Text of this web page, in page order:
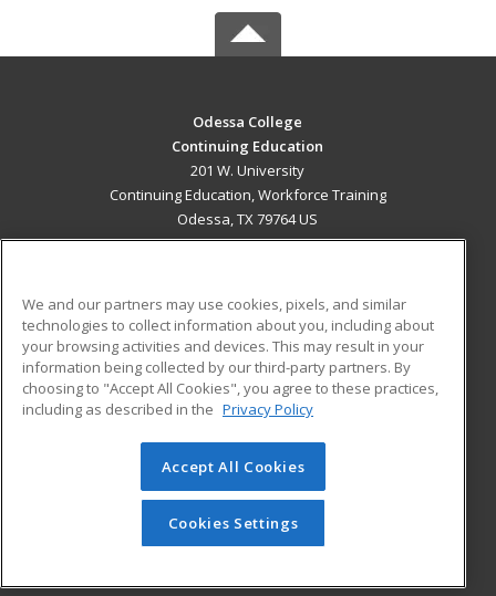
Odessa College
Continuing Education
201 W. University
Continuing Education, Workforce Training
Odessa, TX 79764 US
ADDITIONAL RESOURCES
Military
Financial Assistance
Help
Student Blog
© 2026 ed2go, a division of Cengage Learning. All rights
reserved. The material on this site cannot be reproduced or
redistributed unless you have obtained prior written
permission from Cengage Learning.Privacy Policy
We and our partners may use cookies, pixels, and similar
technologies to collect information about you, including about
your browsing activities and devices. This may result in your
information being collected by our third-party partners. By
choosing to "Accept All Cookies", you agree to these practices,
including as described in the Privacy Policy
Accept All Cookies
Cookies Settings